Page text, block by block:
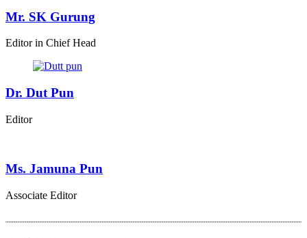
Mr. SK Gurung
Editor in Chief Head
Dr. Dut Pun
Editor
Ms. Jamuna Pun
Associate Editor